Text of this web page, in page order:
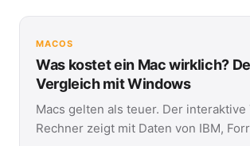
MACOS
Was kostet ein Mac wirklich?
Vergleich mit Windows
Macs gelten als teuer. Der interaktive
Rechner zeigt mit Daten von IBM,